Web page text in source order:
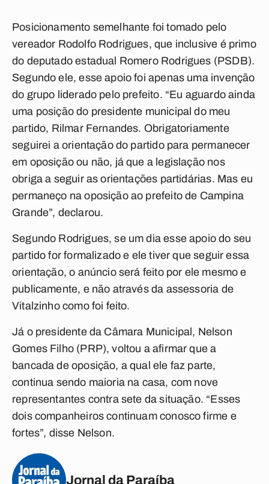
Posicionamento semelhante foi tomado pelo
vereador Rodolfo Rodrigues, que inclusive é primo
do deputado estadual Romero Rodrigues (PSDB).
Segundo ele, esse apoio foi apenas uma invenção
do grupo liderado pelo prefeito. “Eu aguardo ainda
uma posição do presidente municipal do meu
partido, Rilmar Fernandes. Obrigatoriamente
seguirei a orientação do partido para permanecer
em oposição ou não, já que a legislação nos
obriga a seguir as orientações partidárias. Mas eu
permaneço na oposição ao prefeito de Campina
Grande”, declarou.
Segundo Rodrigues, se um dia esse apoio do seu
partido for formalizado e ele tiver que seguir essa
orientação, o anúncio será feito por ele mesmo e
publicamente, e não através da assessoria de
Vitalzinho como foi feito.
Já o presidente da Câmara Municipal, Nelson
Gomes Filho (PRP), voltou a afirmar que a
bancada de oposição, a qual ele faz parte,
continua sendo maioria na casa, com nove
representantes contra sete da situação. “Esses
dois companheiros continuam conosco firme e
fortes”, disse Nelson.
Jornal da Paraíba